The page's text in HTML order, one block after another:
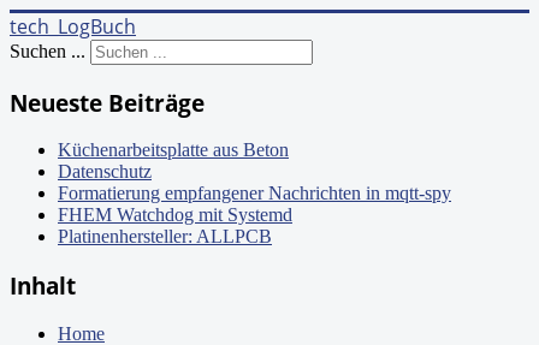
tech_LogBuch
Suchen ...
Neueste Beiträge
Küchenarbeitsplatte aus Beton
Datenschutz
Formatierung empfangener Nachrichten in mqtt-spy
FHEM Watchdog mit Systemd
Platinenhersteller: ALLPCB
Inhalt
Home